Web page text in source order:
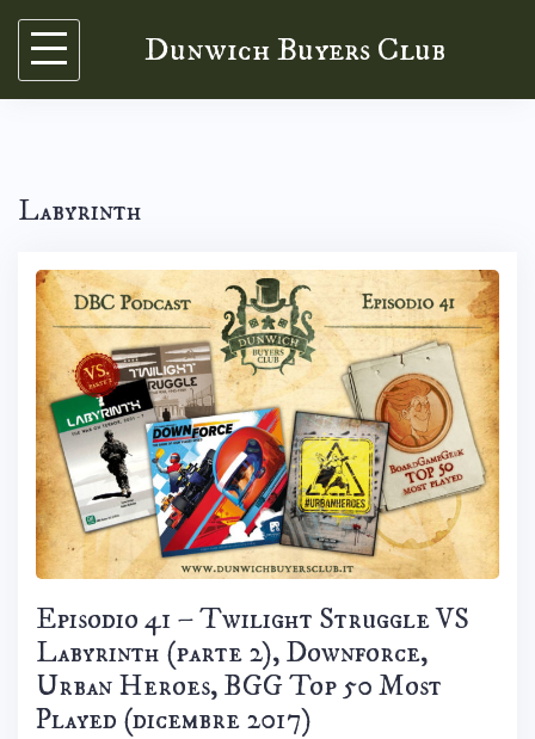
Skip
content
Dunwich Buyers Club
Labyrinth
Episodio 41 – Twilight Struggle VS
Labyrinth (parte 2), Downforce,
Urban Heroes, BGG Top 50 Most
Played (dicembre 2017)